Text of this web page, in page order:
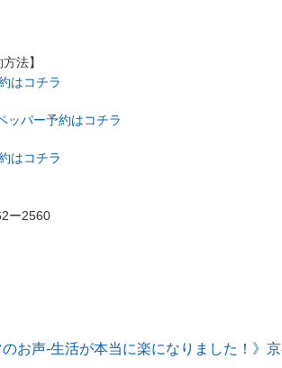
方法】
はコチラ
ッパー予約はコチラ
はコチラ
ー2560
のお声-生活が本当に楽になりました！》